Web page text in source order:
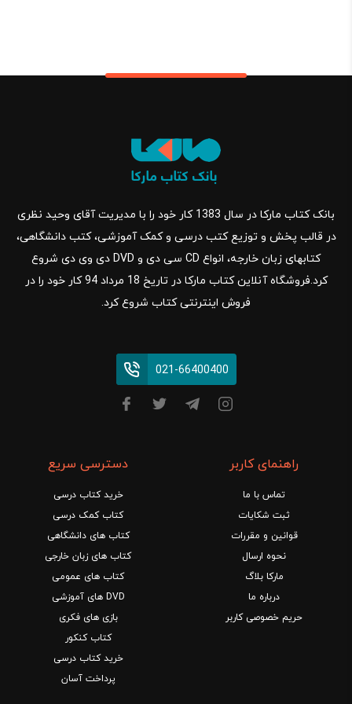
بانک کتاب مارکا در سال 1383 کار خود را با مدیریت آقای وحید نظری
در قالب پخش و توزیع کتب درسی و کمک آموزشی، کتب دانشگاهی،
کتابهای زبان خارجه، انواع CD سی دی و DVD دی وی دی شروع
کرد.فروشگاه آنلاین کتاب مارکا در تاریخ 18 مرداد 94 کار خود را در
فروش اینترنتی کتاب شروع کرد.
021-66400400
راهنمای کاربر
تماس با ما
ثبت شکایات
قوانین و مقررات
نحوه ارسال
مارکا بلاگ
درباره ما
حریم خصوصی کاربر
دسترسی سریع
خرید کتاب درسی
کتاب کمک درسی
کتاب های دانشگاهی
کتاب های زبان خارجی
کتاب های عمومی
DVD های آموزشی
بازی های فکری
کتاب کنکور
خرید کتاب درسی
پرداخت آسان